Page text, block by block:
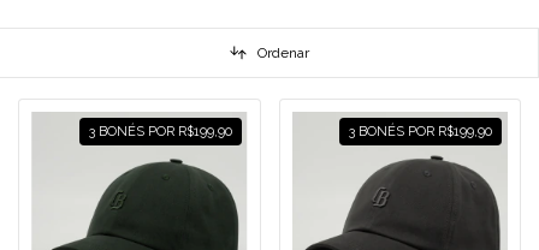
Ordenar
3 BONÉS POR R$199,90 3 BONÉS POR R$199,90